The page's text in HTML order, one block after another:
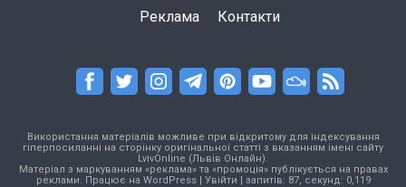
Реклама Контакти
Використання матеріалів можливе при відкритому для індексування
гіперпосиланні на сторінку оригінальної статті з вказанням імені сайту
LvivOnline (Львів Онлайн).
Матеріал з маркуванням «реклама» та «промоція» публікується на правах
реклами. Працює на WordPress| Увійти | запитів: 87, секунд: 0,119